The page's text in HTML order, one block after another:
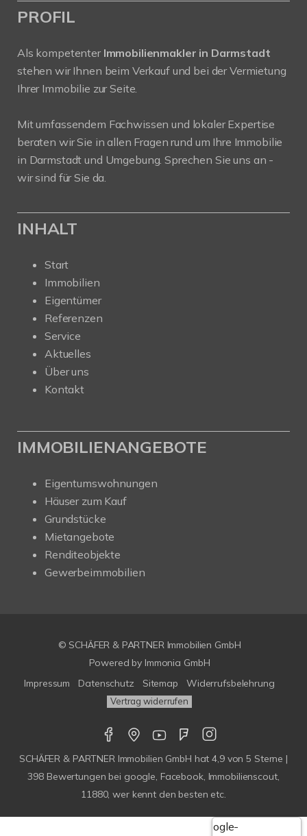
PROFIL
Als kompetenter Immobilienmakler in Darmstadt
stehen wir Ihnen beim Verkauf und bei der Vermietung
Ihrer Immobilie zur Seite.
Mit umfassendem Fachwissen und lokaler Expertise
beraten wir Sie in allen Fragen rund um Ihre Immobilie
in Darmstadt und Umgebung. Sprechen Sie uns an -
wir sind für Sie da.
INHALT
Start
Immobilien
Eigentümer
Referenzen
Service
Aktuelles
Über uns
Kontakt
IMMOBILIENANGEBOTE
Eigentumswohnungen
Häuser zum Kauf
Grundstücke
Mietangebote
Renditeobjekte
Gewerbeimmobilien
© SCHÄFER & PARTNER Immobilien GmbH
Powered by Immonia GmbH
Impressum
Datenschutz Sitemap Widerrufsbelehrung
Vertrag widerrufen
SCHÄFER & PARTNER Immobilien GmbH hat4,9von5 Sterne |
398 Bewertungen bei google, Facebook, Immobilienscout,
11880, wer kennt den besten etc.
Google-